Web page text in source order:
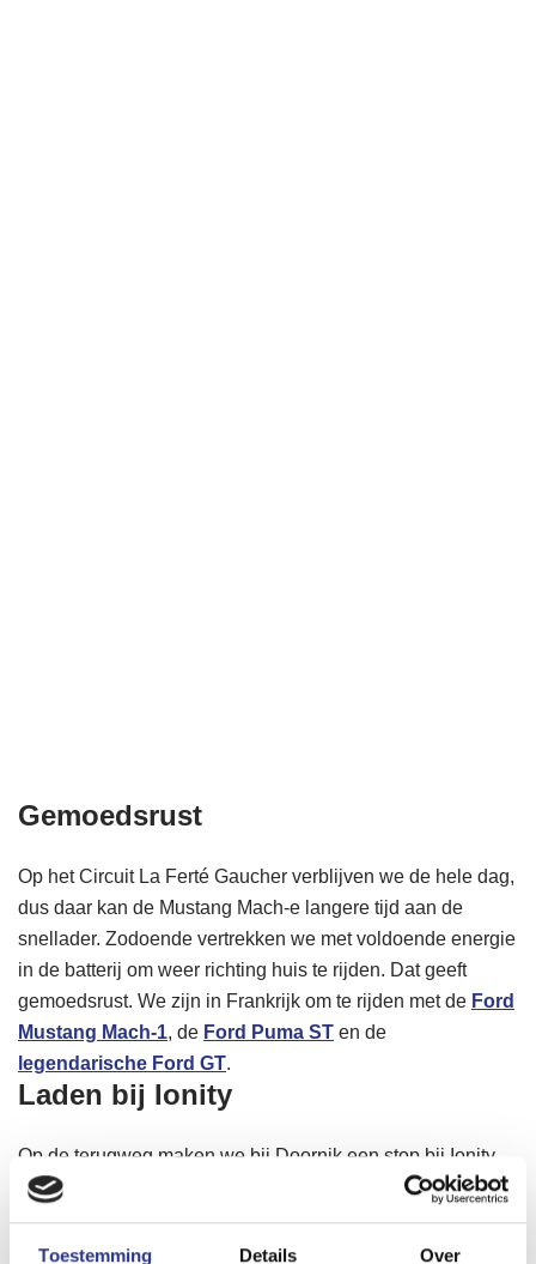
Toestemming Details Over
Gemoedsrust
Op het Circuit La Ferté Gaucher verblijven we de hele dag,
dus daar kan de Mustang Mach-e langere tijd aan de
snellader. Zodoende vertrekken we met voldoende energie
in de batterij om weer richting huis te rijden. Dat geeft
gemoedsrust. We zijn in Frankrijk om te rijden met de Ford
Mustang Mach-1, de Ford Puma ST en de
legendarische Ford GT.
Laden bij Ionity
Op de terugweg maken we bij Doornik een stop bij Ionity,
een groot Europees netwerk van snellaadstations voor
elektrische auto’s. In de batterij zit dan nog 14 procent
lading, dus we hebben hem over een afstand van dik 250